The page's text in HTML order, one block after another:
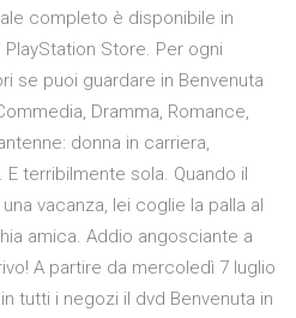
completo è disponibile in
PlayStation Store. Per ogni
se puoi guardare in Benvenuta
Dramma, Romance,
donna in carriera,
terribilmente sola. Quando il
vacanza, lei coglie la palla al
amica. Addio angosciante a
A partire da mercoledì 7 luglio
tutti i negozi il dvd Benvenuta in